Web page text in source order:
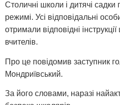
Столичні школи і дитячі
режимі. Усі відповідальні
отримали відповідні
вчителів.
Про це повідомив заступник
Мондриївський.
За його словами, наразі